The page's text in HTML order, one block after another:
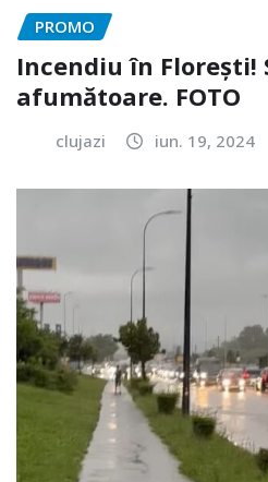
PROMO
Incendiu în Florești!
afumătoare. FOTO
clujazi iun. 19, 2024